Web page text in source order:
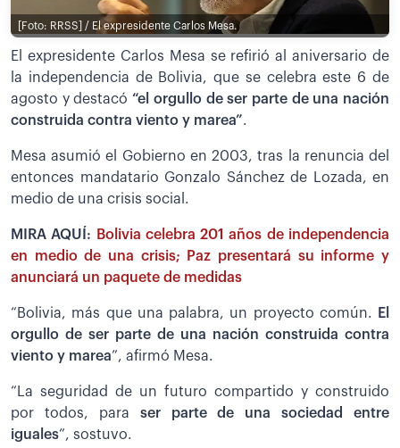
[Foto: RRSS] / El expresidente Carlos Mesa.
El expresidente Carlos Mesa se refirió al aniversario de
la independencia de Bolivia, que se celebra este 6 de
agosto y destacó“el orgullo de ser parte de una nación
construida contra viento y marea”.
Mesa asumió el Gobierno en 2003, tras la renuncia del
entonces mandatario Gonzalo Sánchez de Lozada, en
medio de una crisis social.
MIRA AQUÍ:
Bolivia celebra 201 años de independencia
en medio de una crisis; Paz presentará su informe y
anunciará un paquete de medidas
“Bolivia, más que una palabra, un proyecto común.
El
orgullo de ser parte de una nación construida contra
viento y marea”, afirmó Mesa.
“La seguridad de un futuro compartido y construido
por todos, para ser parte de una sociedad entre
iguales”, sostuvo.